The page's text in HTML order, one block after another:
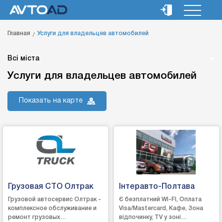
Главная Услуги для владельцев автомобилей
Всі міста
Услуги для владельцев автомобилей
Показать на карте
Грузовая СТО Олтрак
Грузовой автосервис Олтрак -
комплексное обслуживание и
ремонт грузовых
Інтеравто-Полтава
Є безплатний WI-FI, Оплата
Visa/Mastercard, Кафе, Зона
відпочинку, TV у зоні